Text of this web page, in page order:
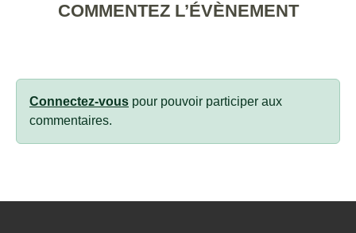
COMMENTEZ L’ÉVÈNEMENT
Connectez-vous pour pouvoir participer aux
commentaires.